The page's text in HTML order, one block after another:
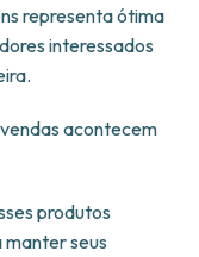
representa ótima
interessados
acontecem
produtos
manter seus